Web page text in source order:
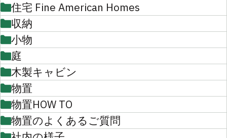
住宅 Fine American Homes
収納
小物
庭
木製キャビン
物置
物置HOW TO
物置のよくあるご質問